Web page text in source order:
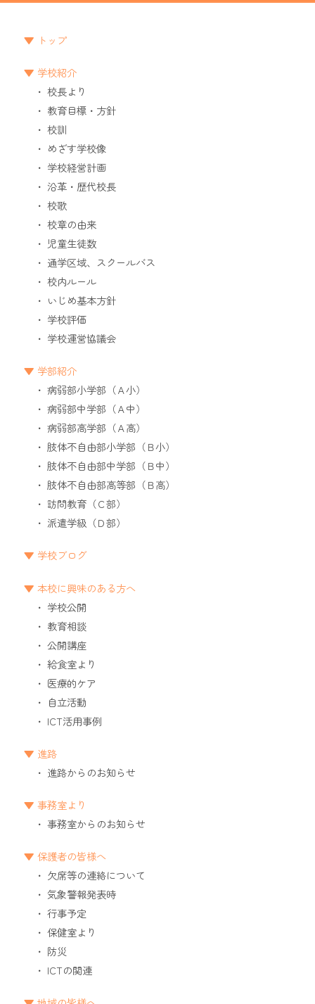
トップ
学校紹介
校長より
教育目標・方針
校訓
めざす学校像
学校経営計画
沿革・歴代校長
校歌
校章の由来
児童生徒数
通学区域、スクールバス
校内ルール
いじめ基本方針
学校評価
学校運営協議会
学部紹介
病弱部小学部（Ａ小）
病弱部中学部（Ａ中）
病弱部高学部（Ａ高）
肢体不自由部小学部（Ｂ小）
肢体不自由部中学部（Ｂ中）
肢体不自由部高等部（Ｂ高）
訪問教育（Ｃ部）
派遣学級（Ｄ部）
学校ブログ
本校に興味のある方へ
学校公開
教育相談
公開講座
給食室より
医療的ケア
自立活動
ICT活用事例
進路
進路からのお知らせ
事務室より
事務室からのお知らせ
保護者の皆様へ
欠席等の連絡について
気象警報発表時
行事予定
保健室より
防災
ICTの関連